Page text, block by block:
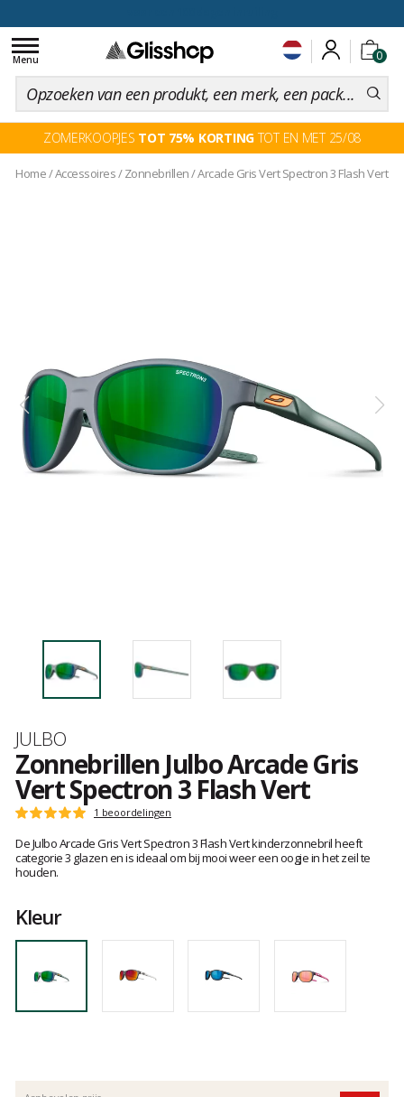
0
Toggle
navigation
Menu
ZOMERKOOPJES TOT 75% KORTINGTOT EN MET 25/08
Home/Accessoires/Zonnebrillen/Arcade Gris Vert Spectron 3 Flash Vert
Merk
JULBO
Zonnebrillen Julbo Arcade Gris
Vert Spectron 3 Flash Vert
Het
van
klanten
Score
:
5
op
1 beoordelingen
De Julbo Arcade Gris Vert Spectron 3 Flash Vert kinderzonnebril heeft
categorie 3 glazen en is ideaal om bij mooi weer een oogje in het zeil te
houden.
Kleur